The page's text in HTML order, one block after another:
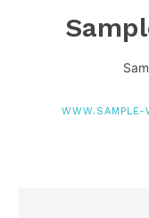
WWW.SAMPLE-